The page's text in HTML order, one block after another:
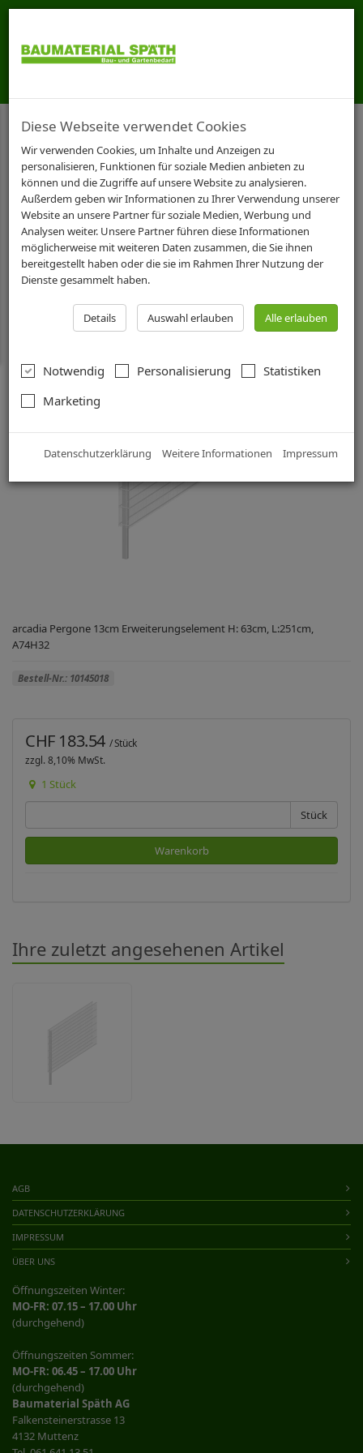
STARTSEITE GARTENBEDARF PERGONEN 13CM SÄULENBREITE
arcadia Pergone 13cm
Erweiterungselement, H:
63cm L:251cm
arcadia Pergone 13cm Erweiterungselement H: 63cm, L:251cm,
A74H32
Bestell-Nr.: 10145018
CHF 183.54 / Stück
zzgl. 8,10% MwSt.
1 Stück
Stück
Warenkorb
Ihre zuletzt angesehenen Artikel
AGB
DATENSCHUTZERKLÄRUNG
IMPRESSUM
ÜBER UNS
Öffnungszeiten Winter:
MO-FR: 07.15 – 17.00 Uhr
(durchgehend)
Öffnungszeiten Sommer:
MO-FR: 06.45 – 17.00 Uhr
(durchgehend)
Baumaterial Späth AG
Falkensteinerstrasse 13
4132 Muttenz
Diese Webseite verwendet Cookies
Wir verwenden Cookies, um Inhalte und Anzeigen zu
personalisieren, Funktionen für soziale Medien anbieten zu
können und die Zugriffe auf unsere Website zu analysieren.
Außerdem geben wir Informationen zu Ihrer Verwendung unserer
Website an unsere Partner für soziale Medien, Werbung und
Analysen weiter. Unsere Partner führen diese Informationen
möglicherweise mit weiteren Daten zusammen, die Sie ihnen
bereitgestellt haben oder die sie im Rahmen Ihrer Nutzung der
Dienste gesammelt haben.
Details Auswahl erlauben Alle erlauben
Notwendig Personalisierung
Statistiken
Marketing
Datenschutzerklärung Weitere Informationen Impressum